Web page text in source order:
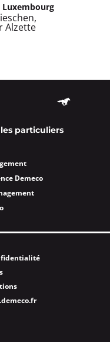
Luxembourg
Alzette
particuliers
Demeco